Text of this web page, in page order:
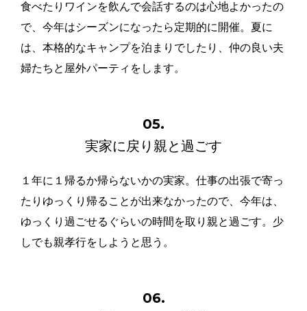
食べたりワインを飲んで会話するのは心地よかったの
で、今年はシーズンになったら定期的に開催。夏に
は、本格的なキャンプを泊まりでしたり、仲の良い夫
婦たちと屋外パーティをします。
05.
実家に戻り親と過ごす
１年に１帰るか帰らないかの実家。仕事の出張で寄っ
たりゆっくり帰ることが出来なかったので、今年は、
ゆっくり過ごせるぐらいの時間を取り親と過ごす。少
しでも親孝行をしようと思う。
06.